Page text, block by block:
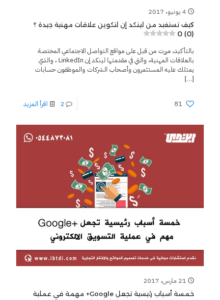
4 يونيو، 2017
كيف تستفيد من لينكد إن لتكوين علاقات مهنية جيدة ؟
0 (0)
بالتأكيد، مررت من قبل على مواقع التواصل الاجتماعي المختصة
بالعلاقات المهنية، والتي في مقدمتها لينكد إن LinkedIn ، والذي
يمتلك عليه المستثمرون وأصحاب الشركات والموظفون حسابات
[…]
81
2 اقرأ المزيد
21 مارس، 2017
خمسة أسباب رئيسية تجعل Google+ مهمة في عملية